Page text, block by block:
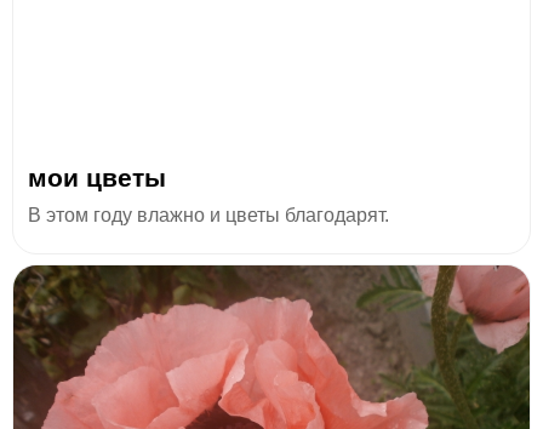
мои цветы
В этом году влажно и цветы благодарят.